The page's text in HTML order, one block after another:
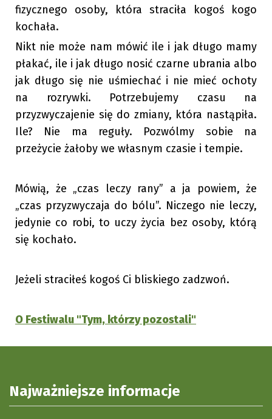
fizycznego osoby, która straciła kogoś kogo
kochała.
Nikt nie może nam mówić ile i jak długo mamy
płakać, ile i jak długo nosić czarne ubrania albo
jak długo się nie uśmiechać i nie mieć ochoty
na rozrywki. Potrzebujemy czasu na
przyzwyczajenie się do zmiany, która nastąpiła.
Ile? Nie ma reguły. Pozwólmy sobie na
przeżycie żałoby we własnym czasie i tempie.
Mówią, że „czas leczy rany” a ja powiem, że
„czas przyzwyczaja do bólu”. Niczego nie leczy,
jedynie co robi, to uczy życia bez osoby, którą
się kochało.
Jeżeli straciłeś kogoś Ci bliskiego zadzwoń.
O Festiwalu "Tym, którzy pozostali"
Najważniejsze informacje